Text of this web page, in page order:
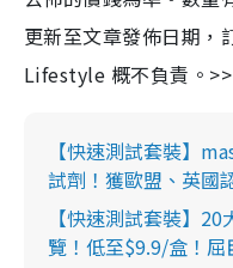
更新至文章發佈日期，
Lifestyle 概不負責。>>
【快速測試套裝】
試劑！獲歐盟、英國
【快速測試套裝】
覽！低至$9.9/盒！